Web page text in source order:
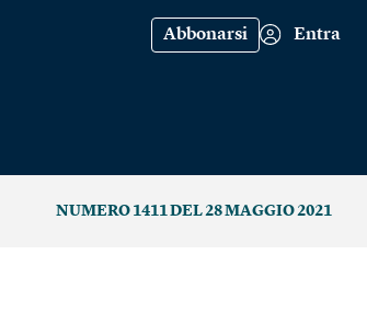
Abbonarsi Entra
NUMERO 1411 DEL 28 MAGGIO 2021